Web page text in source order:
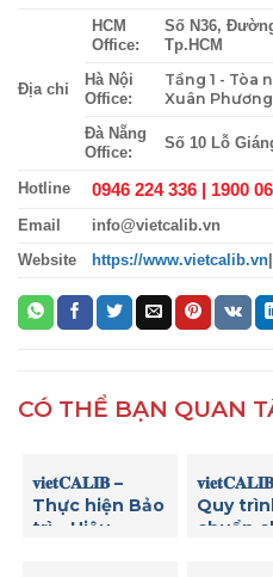
Địa chỉ
HCM
Office:
Số N36,
Tp.HCM
Hà Nội
Office:
Tầng 1 - Tòa
Xuân
Đà Nẵng
Office:
Số 10 Lỗ
Hotline 0946 224 336 | 1900
Email info@vietcalib.vn
Website https://www.vietcalib.vn
CÓ THỂ BẠN QUAN
𝐯𝐢𝐞𝐭𝐂𝐀𝐋𝐈𝐁 –
Thực hiện Bảo
trì – Hiệu
Quy
chuẩn